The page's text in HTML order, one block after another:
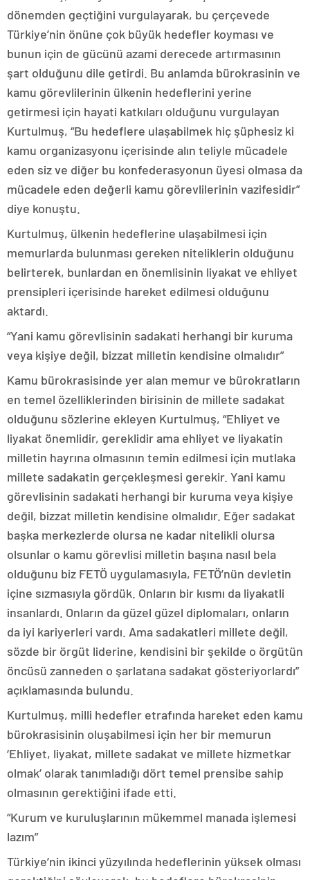
dönemden geçtiğini vurgulayarak, bu çerçevede
Türkiye’nin önüne çok büyük hedefler koyması ve
bunun için de gücünü azami derecede artırmasının
şart olduğunu dile getirdi. Bu anlamda bürokrasinin ve
kamu görevlilerinin ülkenin hedeflerini yerine
getirmesi için hayati katkıları olduğunu vurgulayan
Kurtulmuş, “Bu hedeflere ulaşabilmek hiç şüphesiz ki
kamu organizasyonu içerisinde alın teliyle mücadele
eden siz ve diğer bu konfederasyonun üyesi olmasa da
mücadele eden değerli kamu görevlilerinin vazifesidir”
diye konuştu.
Kurtulmuş, ülkenin hedeflerine ulaşabilmesi için
memurlarda bulunması gereken niteliklerin olduğunu
belirterek, bunlardan en önemlisinin liyakat ve ehliyet
prensipleri içerisinde hareket edilmesi olduğunu
aktardı.
“Yani kamu görevlisinin sadakati herhangi bir kuruma
veya kişiye değil, bizzat milletin kendisine olmalıdır”
Kamu bürokrasisinde yer alan memur ve bürokratların
en temel özelliklerinden birisinin de millete sadakat
olduğunu sözlerine ekleyen Kurtulmuş, “Ehliyet ve
liyakat önemlidir, gereklidir ama ehliyet ve liyakatin
milletin hayrına olmasının temin edilmesi için mutlaka
millete sadakatin gerçekleşmesi gerekir. Yani kamu
görevlisinin sadakati herhangi bir kuruma veya kişiye
değil, bizzat milletin kendisine olmalıdır. Eğer sadakat
başka merkezlerde olursa ne kadar nitelikli olursa
olsunlar o kamu görevlisi milletin başına nasıl bela
olduğunu biz FETÖ uygulamasıyla, FETÖ’nün devletin
içine sızmasıyla gördük. Onların bir kısmı da liyakatli
insanlardı. Onların da güzel güzel diplomaları, onların
da iyi kariyerleri vardı. Ama sadakatleri millete değil,
sözde bir örgüt liderine, kendisini bir şekilde o örgütün
öncüsü zanneden o şarlatana sadakat gösteriyorlardı”
açıklamasında bulundu.
Kurtulmuş, milli hedefler etrafında hareket eden kamu
bürokrasisinin oluşabilmesi için her bir memurun
‘Ehliyet, liyakat, millete sadakat ve millete hizmetkar
olmak’ olarak tanımladığı dört temel prensibe sahip
olmasının gerektiğini ifade etti.
“Kurum ve kuruluşlarının mükemmel manada işlemesi
lazım”
Türkiye’nin ikinci yüzyılında hedeflerinin yüksek olması